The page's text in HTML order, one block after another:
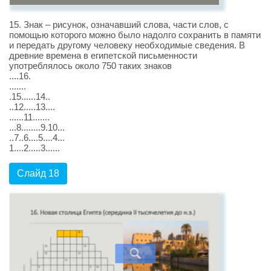
15. Знак – рисунок, означавший слова, части слов, с
помощью которого можно было надолго сохранить в памяти
и передать другому человеку необходимые сведения. В
древние времена в египетской письменности
употреблялось около 750 таких знаков
....16.
.......
.15......14..
..12.....13....
......11.......
...8........9.10...
..7..6....5....4...
1....2.....3......
Слайд 18